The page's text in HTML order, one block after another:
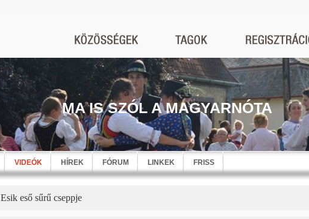
MA IS SZÓL A MAGYARNÓTA
VIDEÓK HÍREK FÓRUM LINKEK FRISS
Esik eső sűrű cseppje